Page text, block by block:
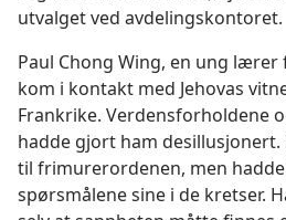
utvalget ved avdelingskontoret.
Paul Chong Wing, en ung lærer
kom i kontakt med Jehovas
Frankrike. Verdensforholdene
hadde gjort ham
til frimurerordenen, men
spørsmålene sine i de kretser.